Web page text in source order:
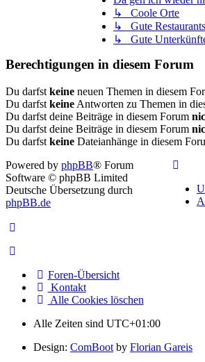
↳ Coole Orte
↳ Gute
↳ Gute
Berechtigungen in diesem Forum
Du darfst keine neuen Themen in diesem
Du darfst keine Antworten zu Themen in
Du darfst deine Beiträge in diesem Forum
Du darfst deine Beiträge in diesem Forum
Du darfst keine Dateianhänge in diesem
Powered by phpBB® Forum
Software © phpBB Limited
Deutsche Übersetzung durch
phpBB.de
Foren-Übersicht
Kontakt
Alle Cookies löschen
Alle Zeiten sind UTC+01:00
Design: ComBoot by Florian Gareis